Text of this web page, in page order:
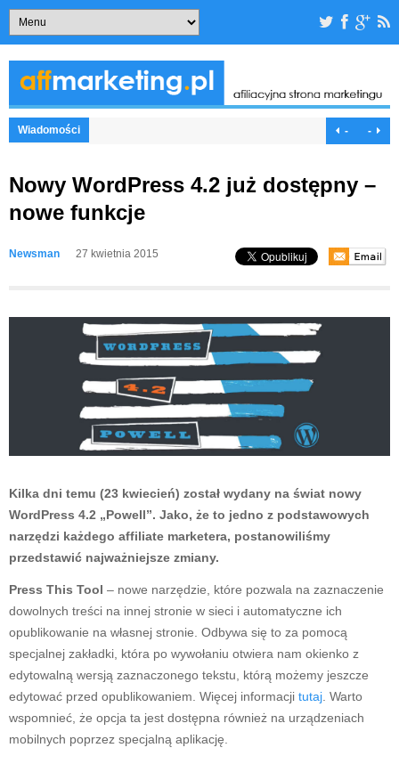
Wiadomości - -
Nowy WordPress 4.2 już dostępny –
nowe funkcje
Newsman 27 kwietnia 2015
Kilka dni temu (23 kwiecień) został wydany na świat nowy
WordPress 4.2 „Powell”. Jako, że to jedno z podstawowych
narzędzi każdego affiliate marketera, postanowiliśmy
przedstawić najważniejsze zmiany.
Press This Tool – nowe narzędzie, które pozwala na zaznaczenie
dowolnych treści na innej stronie w sieci i automatyczne ich
opublikowanie na własnej stronie. Odbywa się to za pomocą
specjalnej zakładki, która po wywołaniu otwiera nam okienko z
edytowalną wersją zaznaczonego tekstu, którą możemy jeszcze
edytować przed opublikowaniem. Więcej informacji tutaj . Warto
wspomnieć, że opcja ta jest dostępna również na urządzeniach
mobilnych poprzez specjalną aplikację.